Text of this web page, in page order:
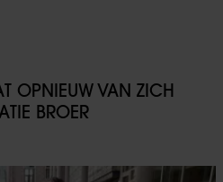
OPNIEUW VAN ZICH
BROER